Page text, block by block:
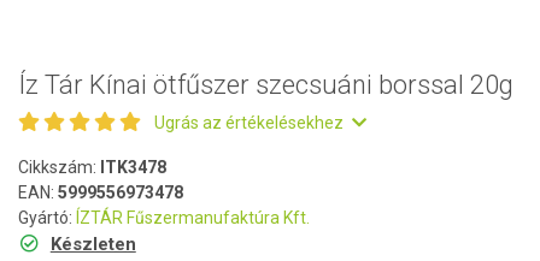
Íz Tár Kínai ötfűszer szecsuáni borssal 20g
Ugrás az értékelésekhez
Cikkszám: ITK3478
EAN: 5999556973478
Gyártó: ÍZTÁR Fűszermanufaktúra Kft.
Készleten